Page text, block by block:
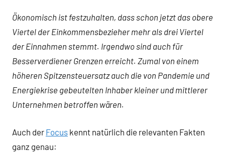
Ökonomisch ist festzuhalten, dass schon jetzt das obere
Viertel der Einkommensbezieher mehr als drei Viertel
der Einnahmen stemmt. Irgendwo sind auch für
Besserverdiener Grenzen erreicht. Zumal von einem
höheren Spitzensteuersatz auch die von Pandemie und
Energiekrise gebeutelten Inhaber kleiner und mittlerer
Unternehmen betroffen wären.
Auch der Focus kennt natürlich die relevanten Fakten
ganz genau: